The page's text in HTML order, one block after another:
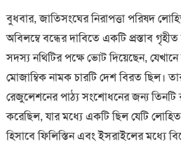
বুধবার, জাতিসংঘের নিরাপত্তা পরিষদ
অবিলম্বে বন্ধের দাবিতে একটি প্রস্তাব
সদস্য নথিটির পক্ষে ভোট দিয়েছেন,
মোজাম্বিক নামক চারটি দেশ বিরত
রেজুলেশনের পাঠ্য সংশোধনের জন্য তিনটি
করেছিল, যার মধ্যে একটি ছিল যেটি লোহিত
হিসাবে ফিলিস্তিন এবং ইসরাইলের মধ্যে